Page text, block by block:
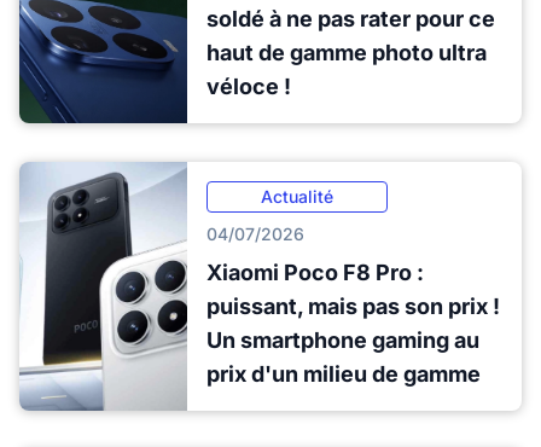
soldé à ne pas rater pour ce
haut de gamme photo ultra
véloce !
Actualité
04/07/2026
Xiaomi Poco F8 Pro :
puissant, mais pas son prix !
Un smartphone gaming au
prix d'un milieu de gamme